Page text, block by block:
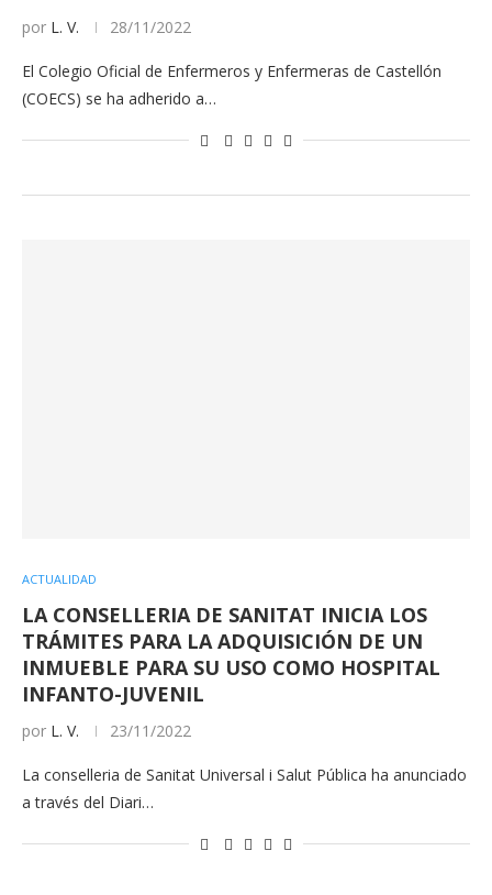
por L. V. 28/11/2022
El Colegio Oficial de Enfermeros y Enfermeras de Castellón
(COECS) se ha adherido a…
ACTUALIDAD
LA CONSELLERIA DE SANITAT INICIA LOS
TRÁMITES PARA LA ADQUISICIÓN DE UN
INMUEBLE PARA SU USO COMO HOSPITAL
INFANTO-JUVENIL
por L. V. 23/11/2022
La conselleria de Sanitat Universal i Salut Pública ha anunciado
a través del Diari…